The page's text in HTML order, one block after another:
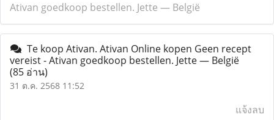
Ativan goedkoop bestellen. Jette — België
Te koop Ativan. Ativan Online kopen Geen recept
vereist - Ativan goedkoop bestellen. Jette — België
(85 อ่าน)
31 ต.ค. 2568 11:52
แจ้งลบ